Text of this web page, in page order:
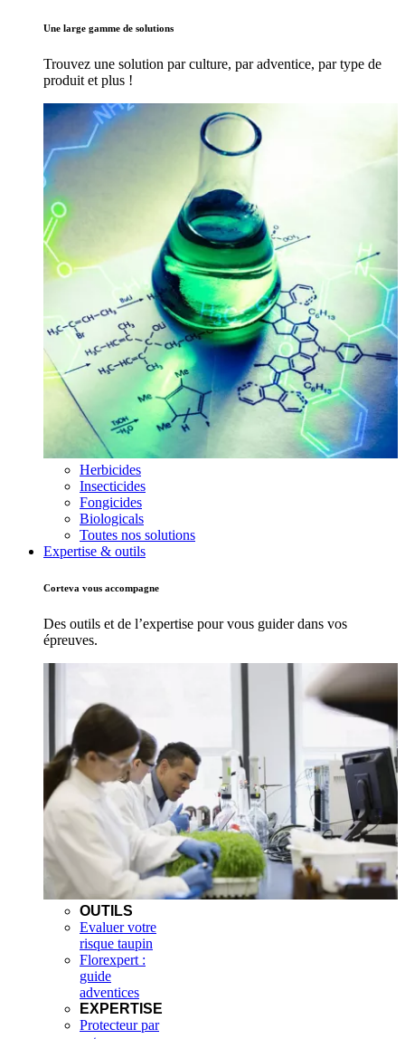
Une large gamme de solutions
Trouvez une solution par culture, par adventice, par type de
produit et plus !
Herbicides
Insecticides
Fongicides
Biologicals
Toutes nos solutions
Expertise & outils
Corteva vous accompagne
Des outils et de l’expertise pour vous guider dans vos
épreuves.
OUTILS
Evaluer votre
risque taupin
Florexpert :
guide
adventices
EXPERTISE
Protecteur par